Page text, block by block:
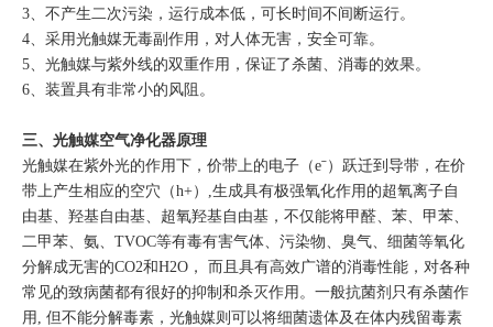
3、不产生二次污染，运行成本低，可长时间不间断运行。
4、采用光触媒无毒副作用，对人体无害，安全可靠。
5、光触媒与紫外线的双重作用，保证了杀菌、消毒的效果。
6、装置具有非常小的风阻。
三、光触媒空气净化器原理
光触媒在紫外光的作用下，价带上的电子（eˉ）跃迁到导带，在价
带上产生相应的空穴（h+）,生成具有极强氧化作用的超氧离子自
由基、羟基自由基、超氧羟基自由基，不仅能将甲醛、苯、甲苯、
二甲苯、氨、TVOC等有毒有害气体、污染物、臭气、细菌等氧化
分解成无害的CO2和H2O， 而且具有高效广谱的消毒性能，对各种
常见的致病菌都有很好的抑制和杀灭作用。一般抗菌剂只有杀菌作
用, 但不能分解毒素，光触媒则可以将细菌遗体及在体内残留毒素